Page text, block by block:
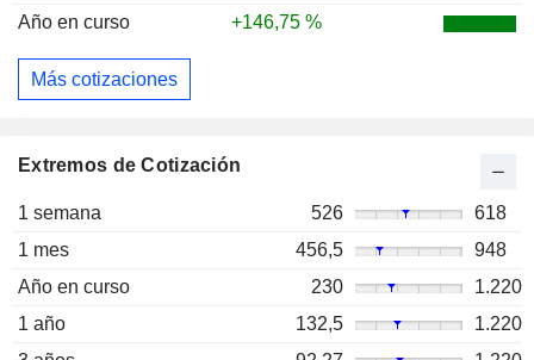
Año en curso
+146,75 %
Más cotizaciones
Extremos de Cotización
1 semana 526
618
1 mes
456,5
948
Año en curso
230
1.220
1 año
132,5
1.220